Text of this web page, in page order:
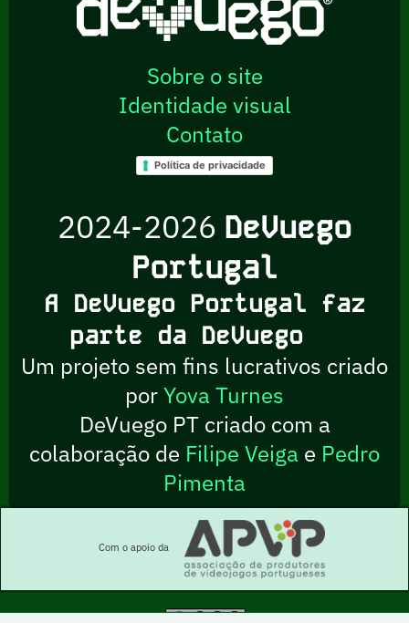
Sobre o site
Identidade visual
Contato
Política de privacidade
2024-2026 DeVuego
Portugal
A DeVuego Portugal faz
parte da DeVuego
Um projeto sem fins lucrativos criado
porYova Turnes
DeVuego PT criado com a
colaboração de Filipe Veiga e Pedro
Pimenta
Com o apoio da